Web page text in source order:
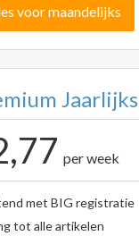
voor maandelijks
Jaarlijks
per week
met BIG registratie
tot alle artikelen